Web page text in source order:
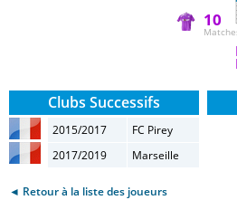
10
Clubs Successifs
2015/2017
FC Pirey
2017/2019
Marseille
◄ Retour à la liste des joueurs